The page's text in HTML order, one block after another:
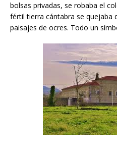
bolsas privadas, se robaba el
fértil tierra cántabra se quejaba
paisajes de ocres. Todo un